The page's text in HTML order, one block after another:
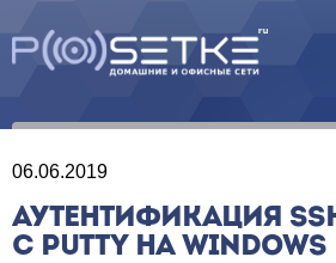
06.06.2019
АУТЕНТИФИКАЦИЯ
С PUTTY НА WINDOWS